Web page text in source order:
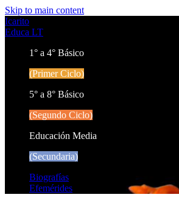
Skip to main content
Icarito
Educa LT
1° a 4° Básico
(Primer Ciclo)
5° a 8° Básico
(Segundo Ciclo)
Educación Media
(Secundaria)
Biografías
Efemérides